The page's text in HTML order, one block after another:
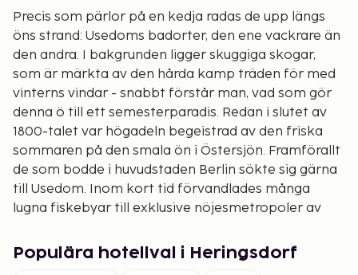
Precis som pärlor på en kedja radas de upp längs
öns strand: Usedoms badorter, den ene vackrare än
den andra. I bakgrunden ligger skuggiga skogar,
som är märkta av den hårda kamp träden för med
vinterns vindar - snabbt förstår man, vad som gör
denna ö till ett semesterparadis. Redan i slutet av
1800-talet var högadeln begeistrad av den friska
sommaren på den smala ön i Östersjön. Framförallt
de som bodde i huvudstaden Berlin sökte sig gärna
till Usedom. Inom kort tid förvandlades många
lugna fiskebyar till exklusive nöjesmetropoler av
Ahlbeck, Heringsdorf och Bansin tillbringade till och
med Wilhelm II en hel del tid, därför kallas dessa
Populära hotellval i Heringsdorf